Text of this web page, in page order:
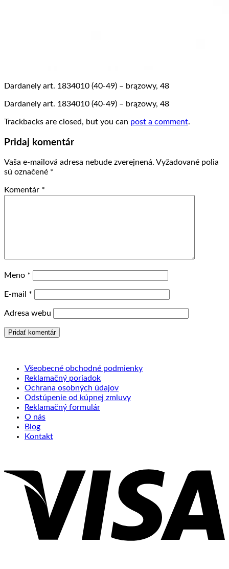
Dardanely art. 1834010 (40-49) – brązowy, 48
Dardanely art. 1834010 (40-49) – brązowy, 48
Trackbacks are closed, but you can post a comment.
Pridaj komentár
Vaša e-mailová adresa nebude zverejnená. Vyžadované polia
sú označené *
Komentár *
Meno *
E-mail *
Adresa webu
Všeobecné obchodné podmienky
Reklamačný poriadok
Ochrana osobných údajov
Odstúpenie od kúpnej zmluvy
Reklamačný formulár
O nás
Blog
Kontakt